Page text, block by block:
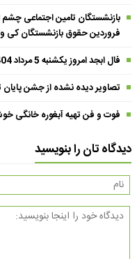
فروردین حقوق بازنشستگان کی
فال ابجد امروز یکشنبه 5 مرداد 1404 | حروف ابجد از تغییرات مثبت خبر می‌دهند !
تصاویر دیده نشده از جشن
فوت و فن تهیه آبغوره خانگی
دیدگاه تان را بنویسید